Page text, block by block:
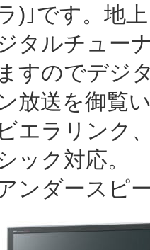
)｣です。地
タルチュー
ますのでデジ
放送を御覧
ビエラリンク
ック対応。
ンダースピ